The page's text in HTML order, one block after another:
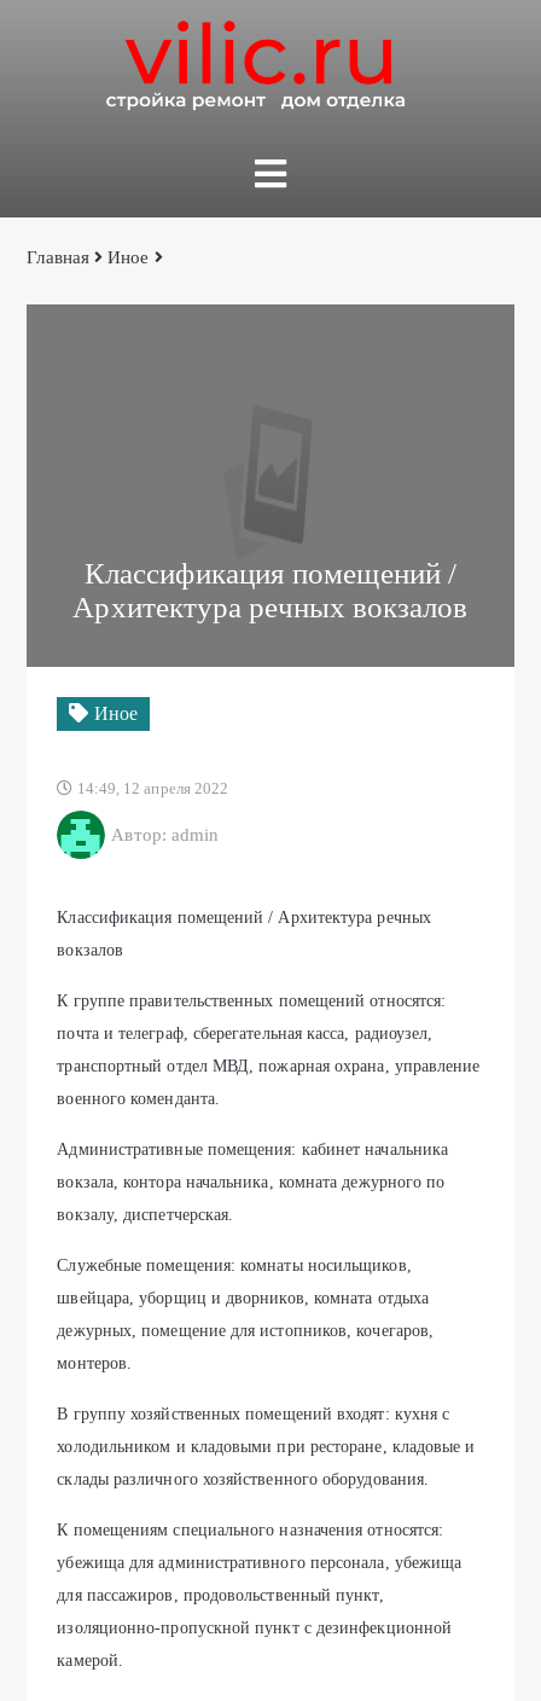
Главная Иное
Классификация помещений /
Архитектура речных вокзалов
Иное
14:49, 12 апреля 2022
Автор: admin
Классификация помещений / Архитектура речных
вокзалов
К группе правительственных помещений относятся:
почта и телеграф, сберегательная касса, радиоузел,
транспортный отдел МВД, пожарная охрана, управление
военного коменданта.
Административные помещения: кабинет начальника
вокзала, контора начальника, комната дежурного по
вокзалу, диспетчерская.
Служебные помещения: комнаты носильщиков,
швейцара, уборщиц и дворников, комната отдыха
дежурных, помещение для истопников, кочегаров,
монтеров.
В группу хозяйственных помещений входят: кухня с
холодильником и кладовыми при ресторане, кладовые и
склады различного хозяйственного оборудования.
К помещениям специального назначения относятся:
убежища для административного персонала, убежища
для пассажиров, продовольственный пункт,
изоляционно-пропускной пункт с дезинфекционной
камерой.